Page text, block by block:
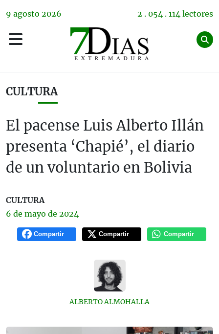
9 agosto 2026 2 . 054 . 114 lectores
CULTURA
El pacense Luis Alberto Illán
presenta ‘Chapié’, el diario
de un voluntario en Bolivia
CULTURA
6 de mayo de 2024
Compartir Compartir Compartir
ALBERTO ALMOHALLA